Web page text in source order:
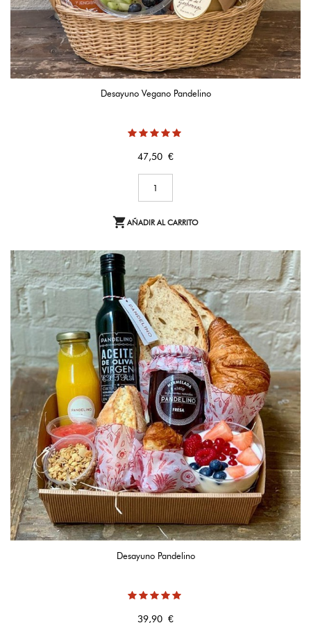
Desayuno Vegano Pandelino
Precio
47,50 €
AÑADIR AL CARRITO
Desayuno Pandelino
Precio
39,90 €